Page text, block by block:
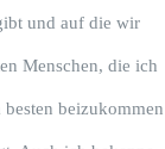
und auf die wir
Menschen, die ich
beizukommen